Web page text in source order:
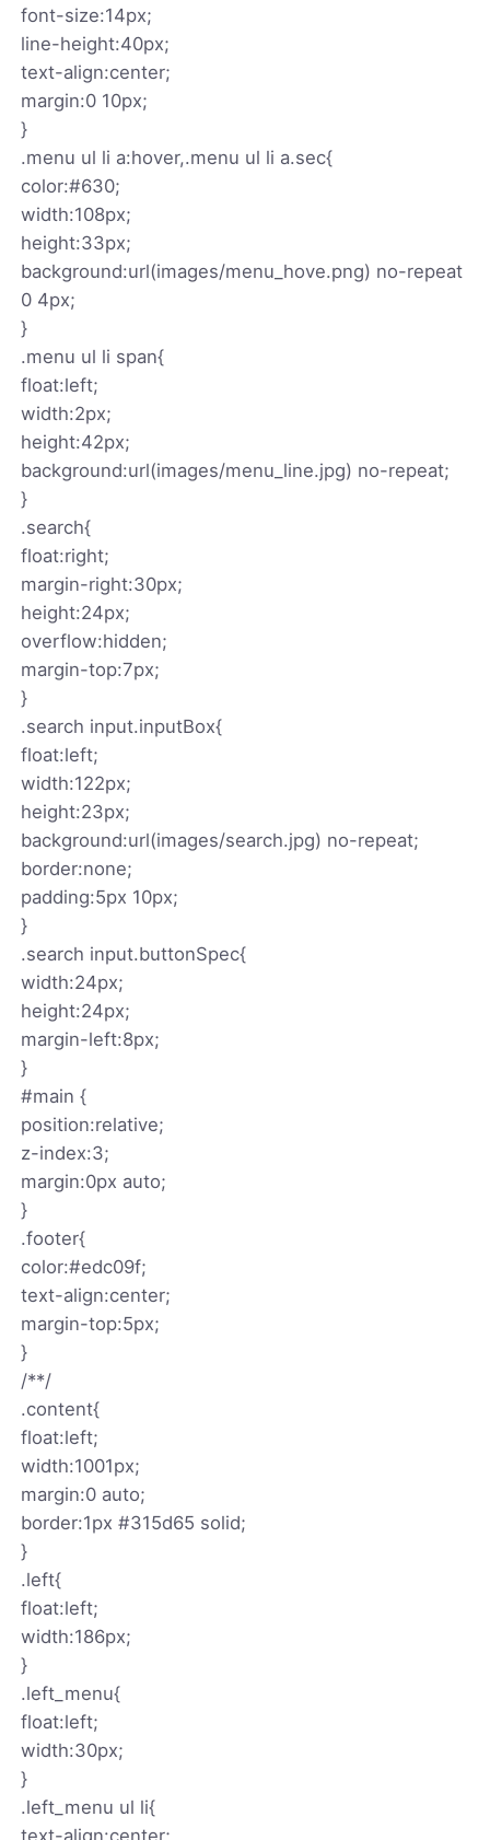
font-size:14px;
line-height:40px;
text-align:center;
margin:0 10px;
}
.menu ul li a:hover,.menu ul li a.sec{
color:#630;
width:108px;
height:33px;
background:url(images/menu_hove.png) no-repeat
0 4px;
}
.menu ul li span{
float:left;
width:2px;
height:42px;
background:url(images/menu_line.jpg) no-repeat;
}
.search{
float:right;
margin-right:30px;
height:24px;
overflow:hidden;
margin-top:7px;
}
.search input.inputBox{
float:left;
width:122px;
height:23px;
background:url(images/search.jpg) no-repeat;
border:none;
padding:5px 10px;
}
.search input.buttonSpec{
width:24px;
height:24px;
margin-left:8px;
}
#main {
position:relative;
z-index:3;
margin:0px auto;
}
.footer{
color:#edc09f;
text-align:center;
margin-top:5px;
}
/**/
.content{
float:left;
width:1001px;
margin:0 auto;
border:1px #315d65 solid;
}
.left{
float:left;
width:186px;
}
.left_menu{
float:left;
width:30px;
}
.left_menu ul li{
text-align:center;